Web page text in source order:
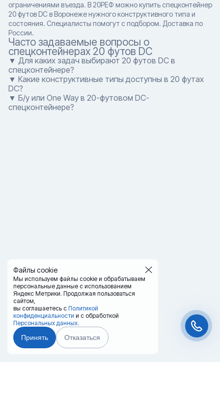
Файлы cookie
Мы используем файлы cookie и обрабатываем
персональные данные с использованием
Яндекс Метрики. Продолжая пользоваться
сайтом,
вы соглашаетесь с Политикой
конфиденциальности и с обработкой
Персональных данных.
Принять Отказаться
ограничениями въезда. В 20РЕФ можно купить спецконтейнер
20 футов DC в Воронеже нужного конструктивного типа и
состояния. Специалисты помогут с подбором. Доставка по
России.
Часто задаваемые вопросы о
спецконтейнерах 20 футов DC
▼ Для каких задач выбирают 20 футов DC в
спецконтейнере?
▼ Какие конструктивные типы доступны в 20 футах
DC?
▼ Б/у или One Way в 20-футовом DC-
спецконтейнере?